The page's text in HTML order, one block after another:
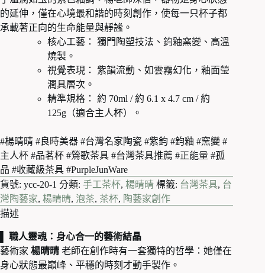
鈞
茶
工
藝
數
量
的延伸，僅在心境最和諧的時刻創作，使每一只杯子都
承載著正向的生命能量與靜謐。
核心工藝： 獨門陶塑技法、鈞釉窯變、高溫
燒製。
視覺表現： 紫韻流動、如雲霧幻化，釉面瑩
潤具層次。
精準規格： 約 70ml / 約 6.1 x 4.7 cm / 約
125g（適合主人杯）。
#楊晴晴 #良時美器 #台灣名家陶瓷 #紫鈞 #鈞釉 #窯變 #
主人杯 #品茗杯 #鶯歌茶具 #台灣茶具推薦 #正能量 #孤
品 #收藏級茶具 #PurpleJunWare
貨號: ycc-20-1 分類: 手工茶杯, 楊晴晴 標籤: 台灣茶具, 台
灣陶藝家, 楊晴晴, 泡茶, 茶杯, 陶藝家創作
描述
▌ 職人靈魂：身心合一的藝術結晶
藝術家 楊晴晴 老師在創作時有一套獨特的哲學：她僅在
身心狀態最巔峰、平穩的時刻才動手製作。